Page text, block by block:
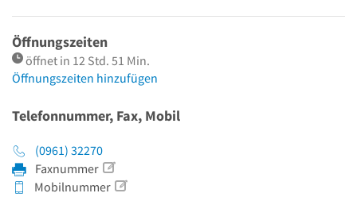
Öffnungszeiten
öffnet in 12 Std. 51 Min.
Öffnungszeiten hinzufügen
Telefonnummer, Fax, Mobil
(0961) 32270
Faxnummer
Mobilnummer